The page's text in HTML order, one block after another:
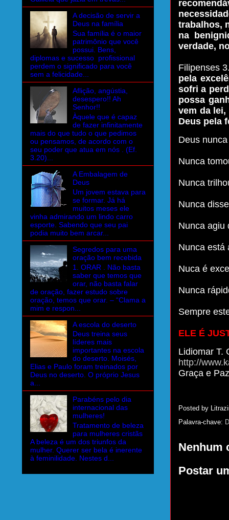
trabalhos,
na
verdade,
Filipenses
pela
sofri a
possa
vem da lei,
Deus pela
Deus
Nunca
Nunca
Nunca
Nunca agiu
Nunca está
Nuca é
Nunca
Sempre
ELE É
Lidiomar T.
http://
Graça e Paz
Posted by
Palavra-chave:
Nenhum
Postar
A decisão de servir a
Deus na família
Sua família é o maior
patrimônio que você
possui. Bens,
diplomas e sucesso profissional
perdem o significado para você
sem a felicidade...
Aflição, angústia,
desespero!! Ah
Senhor!!
Àquele que é capaz
de fazer infinitamente
mais do que tudo o que pedimos
ou pensamos, de acordo com o
seu poder que atua em nós . (Ef.
3.20)...
A Embalagem de
Deus
Um jovem estava para
se formar. Já há
muitos meses ele
vinha admirando um lindo carro
esporte. Sabendo que seu pai
podia muito bem arcar...
Segredos para uma
oração bem recebida
1. ORAR . Não basta
saber que temos que
orar, não basta falar
de oração, fazer estudo sobre
oração, temos que orar. – “Clama a
mim e respon...
A escola do deserto
Deus treina seus
líderes mais
importantes na escola
do deserto. Moisés,
Elias e Paulo foram treinados por
Deus no deserto. O próprio Jesus
a...
Parabéns pelo dia
internacional das
mulheres!
Tratamento de beleza
para mulheres cristãs
A beleza é um dos triunfos da
mulher. Querer ser bela é inerente
à feminilidade. Nestes d...